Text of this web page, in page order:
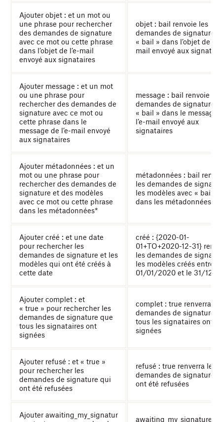
Ajouter objet : et un mot ou
une phrase pour rechercher
des demandes de signature
avec ce mot ou cette phrase
dans l’objet de l’e-mail
envoyé aux signataires
objet : bail renvoie les
demandes de signature
« bail » dans l’objet de
mail envoyé aux
Ajouter message : et un mot
ou une phrase pour
rechercher des demandes de
signature avec ce mot ou
cette phrase dans le
message de l’e-mail envoyé
aux signataires
message : bail renvoie les
demandes de signature
« bail » dans le message
l’e-mail envoyé aux
signataires
Ajouter métadonnées : et un
mot ou une phrase pour
rechercher des demandes de
signature et des modèles
avec ce mot ou cette phrase
dans les métadonnées*
métadonnées : bail
les demandes de
les modèles avec « bail »
dans les métadonnées
Ajouter créé : et une date
pour rechercher les
demandes de signature et les
modèles qui ont été créés à
cette date
créé : {2020-01-
01+TO+2020-12-31}
les demandes de
les modèles créés entre
01/01/2020 et le 31/12/
Ajouter complet : et
« true » pour rechercher les
demandes de signature que
tous les signataires ont
signées
complet : true renverra
demandes de signature
tous les signataires ont
signées
Ajouter refusé : et « true »
pour rechercher les
demandes de signature qui
ont été refusées
refusé : true renverra les
demandes de signature
ont été refusées
Ajouter awaiting_my_signatur
awaiting_my_signature :